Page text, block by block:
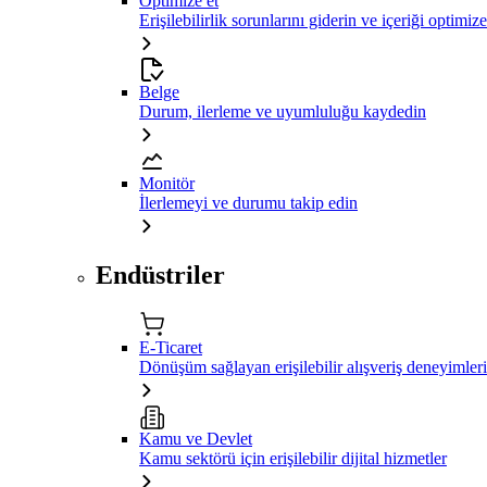
Erişilebilirlik sorunlarını giderin ve içeriği
Belge
Durum, ilerleme ve uyumluluğu kaydedin
Monitör
İlerlemeyi ve durumu takip edin
Endüstriler
E-Ticaret
Dönüşüm sağlayan erişilebilir alışveriş deneyimleri
Kamu ve Devlet
Kamu sektörü için erişilebilir dijital hizmetler